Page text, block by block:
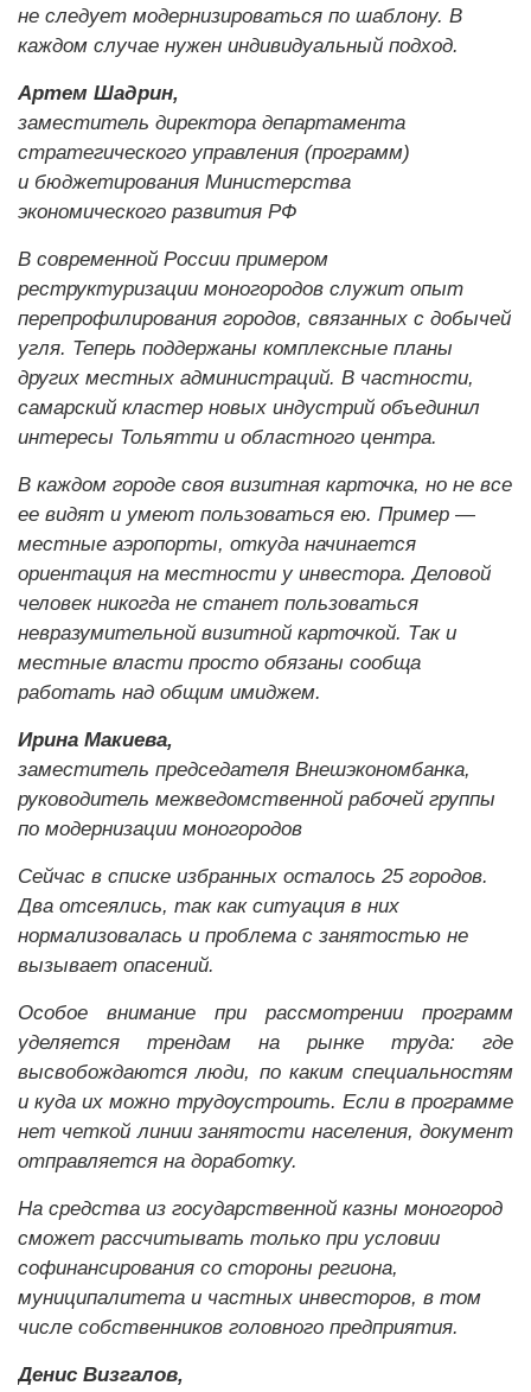
не следует модернизироваться по шаблону. В
каждом случае нужен индивидуальный подход.
Артем Шадрин,
заместитель директора департамента
стратегического управления (программ)
и бюджетирования Министерства
экономического развития РФ
В современной России примером
реструктуризации моногородов служит опыт
перепрофилирования городов, связанных с добычей
угля. Теперь поддержаны комплексные планы
других местных администраций. В частности,
самарский кластер новых индустрий объединил
интересы Тольятти и областного центра.
В каждом городе своя визитная карточка, но не все
ее видят и умеют пользоваться ею. Пример —
местные аэропорты, откуда начинается
ориентация на местности у инвестора. Деловой
человек никогда не станет пользоваться
невразумительной визитной карточкой. Так и
местные власти просто обязаны сообща
работать над общим имиджем.
Ирина Макиева,
заместитель председателя Внешэкономбанка,
руководитель межведомственной рабочей группы
по модернизации моногородов
Сейчас в списке избранных осталось 25 городов.
Два отсеялись, так как ситуация в них
нормализовалась и проблема с занятостью не
вызывает опасений.
Особое внимание при рассмотрении программ
уделяется трендам на рынке труда: где
высвобождаются люди, по каким специальностям
и куда их можно трудоустроить. Если в программе
нет четкой линии занятости населения, документ
отправляется на доработку.
На средства из государственной казны моногород
сможет рассчитывать только при условии
софинансирования со стороны региона,
муниципалитета и частных инвесторов, в том
числе собственников головного предприятия.
Денис Визгалов,